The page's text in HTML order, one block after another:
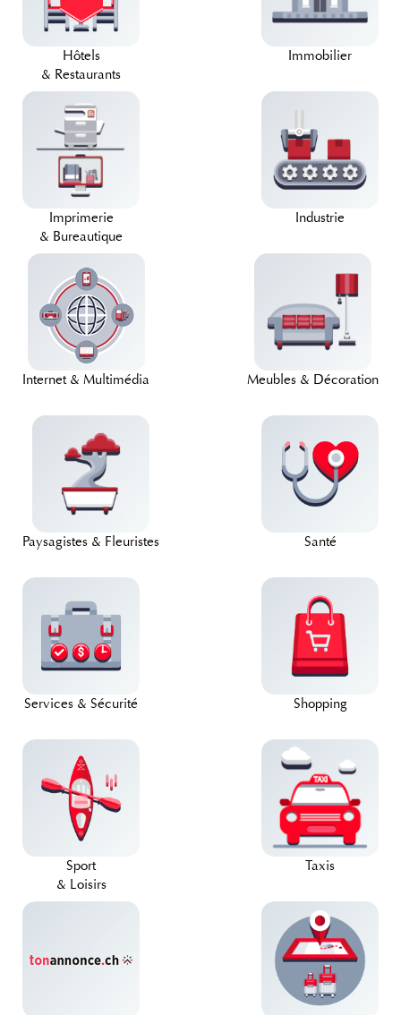
Hôtels
& Restaurants
Immobilier
Imprimerie
& Bureautique
Industrie
Internet & Multimédia Meubles & Décoration
Paysagistes & Fleuristes Santé
Services & Sécurité Shopping
Sport
& Loisirs
Taxis